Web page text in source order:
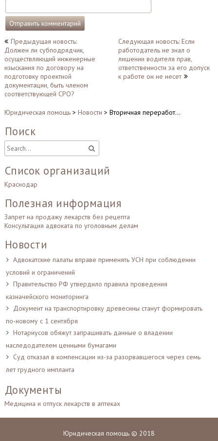
Навигация
по
записям
Предыдущая новость:
Должен ли субподрядчик,
осуществляющий инженерные
изыскания по договору на
подготовку проектной
документации, быть членом
соответствующей СРО?
Следующая новость: Если
работодатель не знал о
лишении водителя прав,
ответственности за его допуск
к работе он не несет
Юридическая помощь> Новости > Вторичная переработ…
Поиск
Список организаций
Краснодар
Полезная информация
Запрет на продажу лекарств без рецепта
Консультация адвоката по уголовным делам
Новости
Адвокатские палаты вправе применять УСН при соблюдении
условий и ограничений
Правительство РФ утвердило правила проведения
казначейского мониторинга
Документ на транспортировку древесины станут формировать
по-новому с 1 сентября
Нотариусов обяжут запрашивать данные о владении
наследодателем ценными бумагами
Суд отказал в компенсации из-за разорвавшегося через семь
лет грудного импланта
Документы
Медицина и отпуск лекарств в аптеках
Юридическая помощь © 2018